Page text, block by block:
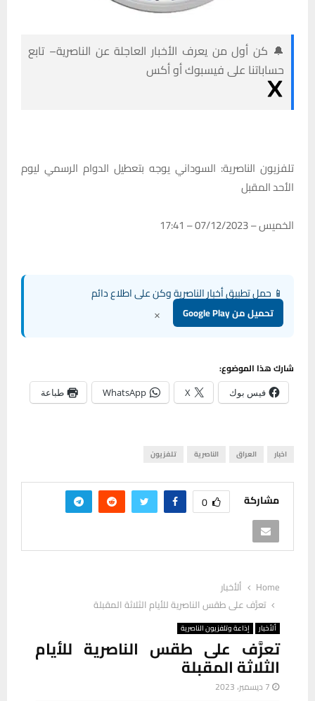
🔔 كن أول من يعرف الأخبار العاجلة عن الناصرية– تابع
حساباتنا على فيسبوك أو أكس
تلفزيون الناصرية: السوداني يوجه بتعطيل الدوام الرسمي ليوم
الأحد المقبل
الخميس – 07/12/2023 – 17:41
📱 حمل تطبيق أخبار الناصرية وكن على اطلاع دائم
تحميل من Google Play ×
شارك هذا الموضوع:
فيس بوك X
WhatsApp طباعة
اخبار العراق الناصرية تلفزيون
مشاركة 0
Home
ألأخبار
تعرَّف على طقس الناصرية للأيام الثلاثة المقبلة
ألأخبار إذاعة وتلفزيون الناصرية
تعرَّف على طقس الناصرية للأيام
الثلاثة المقبلة
7 ديسمبر، 2023